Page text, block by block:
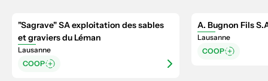
"Sagrave" SA exploitation des sables
et graviers du Léman
Lausanne
COOP
A. Bugnon Fils
Lausanne
COOP